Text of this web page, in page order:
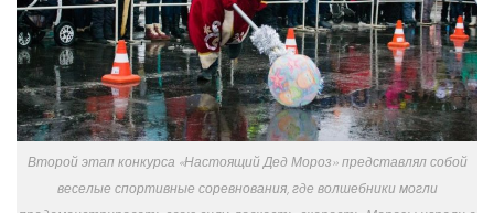
Второй этап конкурса «Настоящий Дед Мороз» представлял собой
веселые спортивные соревнования, где волшебники могли